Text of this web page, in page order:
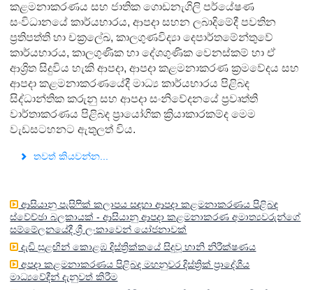
කළමනාකරණය සහ ජාතික ගොඩනැගිලි පර්යේෂණ
සංවිධානයේ කාර්යභාරය, ආපදා සහන ලබාදිමේදී පවතින
ප්‍රතිපත්ති හා චක්‍රලේඛ, කාලගුණවිද්‍යා දෙපාර්තමේන්තුවේ
කාර්යභාරය, කාලගුණික හා දේශගුණික වෙනස්කම් හා ඒ
ආශ්‍රිත සිදුවිය හැකි ආපදා, ආපදා කළමනාකරණ ක්‍රමවේදය සහ
ආපදා කළමනාකරණයේදී මාධ්‍ය කාර්යභාරය පිළිබද
සිද්ධාන්තික කරුනු සහ ආපදා සංනිවේදනයේ ප්‍රවෘත්ති
වාර්තාකරණය පිළිබද ප්‍රායෝගික ක්‍රියාකාරකම්ද මෙම
වැඩසටහනට ඇතුලත් විය.
තවත් කියවන්න...
ආසියානු පැසිෆික් කලාපය සඳහා ආපදා කළමනාකරණය පිළිබඳ
ස්වේච්ඡා බලකායක් - ආසියානු ආපදා කළමනාකරණ අමාත්‍යවරුන්ගේ
සම්මේලනයේදී ශ්‍රී ලංකාවෙන් යෝජනාවක්
දැඩි සුළඟින් කොළඹ දිස්ත්‍රික්කයේ සිදුවූ හානි නිරීක්ෂණය
අපදා කළමනාකරණය පිළිබද මහනුවර දිස්ත්‍රික් ප්‍රාදේශීය
මාධ්‍යවේදීන් දැනුවත් කිරීම